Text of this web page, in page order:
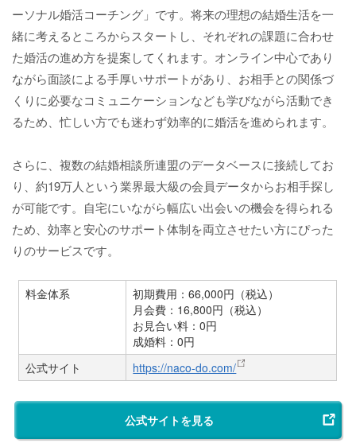
ーソナル婚活コーチング」です。将来の理想の結婚生活を一
緒に考えるところからスタートし、それぞれの課題に合わせ
た婚活の進め方を提案してくれます。オンライン中心であり
ながら面談による手厚いサポートがあり、お相手との関係づ
くりに必要なコミュニケーションなども学びながら活動でき
るため、忙しい方でも迷わず効率的に婚活を進められます。
さらに、複数の結婚相談所連盟のデータベースに接続してお
り、約19万人という業界最大級の会員データからお相手探し
が可能です。自宅にいながら幅広い出会いの機会を得られる
ため、効率と安心のサポート体制を両立させたい方にぴった
りのサービスです。
料金体系
初期費用：66,000円（税込）
月会費：16,800円（税込）
お見合い料：0円
成婚料：0円
公式サイト
https://naco-do.com/
公式サイトを見る